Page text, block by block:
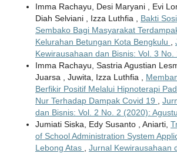
Imma Rachayu, Desi Maryani , Evi
Diah Selviani , Izza Luthfia , Bakti
Sembako Bagi Masyarakat
Kelurahan Betungan Kota Bengkulu
Kewirausahaan dan Bisnis: Vol. 3
Imma Rachayu, Sastria Agustian
Juarsa , Juwita, Izza Luthfia ,
Berfikir Positif Melalui Hipnoterapi
Nur Terhadap Dampak Covid 19
dan Bisnis: Vol. 2 No. 2 (2020):
Jumiati Siska, Edy Susanto , Aniarti,
of School Administration System
Lebong Atas
Jurnal Kewirausahaan